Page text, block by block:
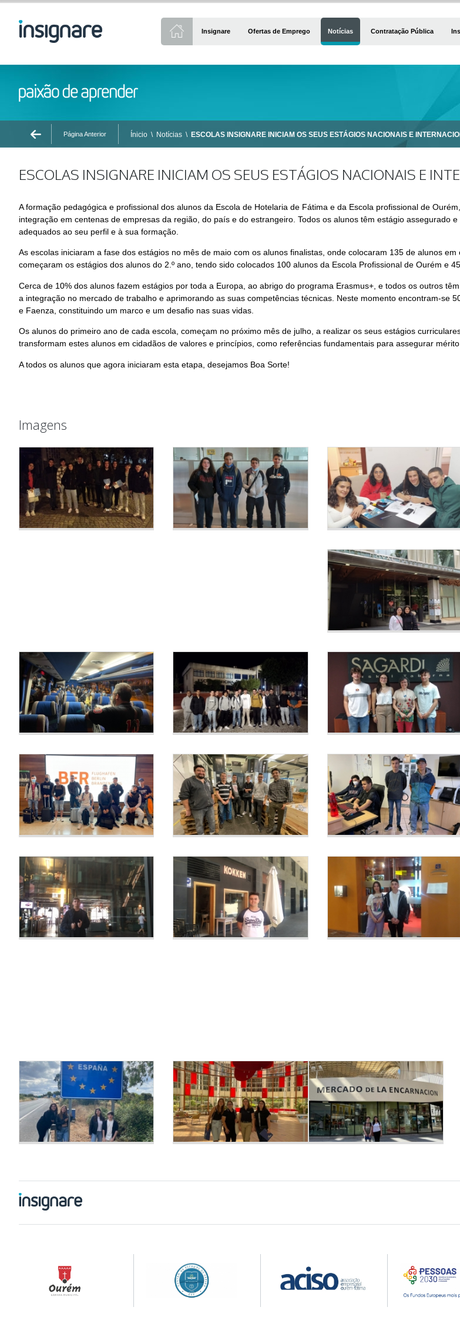
Insignare Ofertas de Emprego Notícias Contratação Pública
Página Anterior Ínicio \ Notícias \ ESCOLAS INSIGNARE INICIAM OS SEUS ESTÁGIOS NACIONAIS E
ESCOLAS INSIGNARE INICIAM OS SEUS ESTÁGIOS NACIONAIS E
A formação pedagógica e profissional dos alunos da Escola de Hotelaria de Fátima e da Escola profissional de
integração em centenas de empresas da região, do país e do estrangeiro. Todos os alunos têm estágio assegurado
adequados ao seu perfil e à sua formação.
As escolas iniciaram a fase dos estágios no mês de maio com os alunos finalistas, onde colocaram 135 de alunos
começaram os estágios dos alunos do 2.º ano, tendo sido colocados 100 alunos da Escola Profissional de Ourém e
Cerca de 10% dos alunos fazem estágios por toda a Europa, ao abrigo do programa Erasmus+, e todos os outros
a integração no mercado de trabalho e aprimorando as suas competências técnicas. Neste momento encontram-se
e Faenza, constituindo um marco e um desafio nas suas vidas.
Os alunos do primeiro ano de cada escola, começam no próximo mês de julho, a realizar os seus estágios
transformam estes alunos em cidadãos de valores e princípios, como referências fundamentais para assegurar
A todos os alunos que agora iniciaram esta etapa, desejamos Boa Sorte!
Imagens